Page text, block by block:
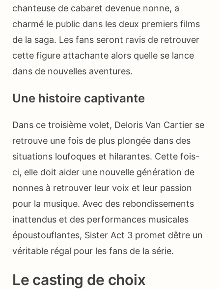
chanteuse de cabaret devenue nonne, a
charmé le public dans les deux premiers films
de la saga. Les fans seront ravis de retrouver
cette figure attachante alors quelle se lance
dans de nouvelles aventures.
Une histoire captivante
Dans ce troisième volet, Deloris Van Cartier se
retrouve une fois de plus plongée dans des
situations loufoques et hilarantes. Cette fois-
ci, elle doit aider une nouvelle génération de
nonnes à retrouver leur voix et leur passion
pour la musique. Avec des rebondissements
inattendus et des performances musicales
époustouflantes, Sister Act 3 promet dêtre un
véritable régal pour les fans de la série.
Le casting de choix